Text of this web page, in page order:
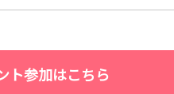
ト参加はこちら